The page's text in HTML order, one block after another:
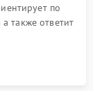
по
также ответит